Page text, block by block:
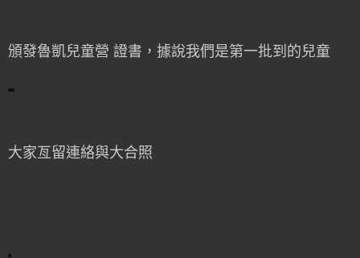
頒發魯凱兒童營 證書，據說我們是第一批到的兒童
大家亙留連絡與大合照